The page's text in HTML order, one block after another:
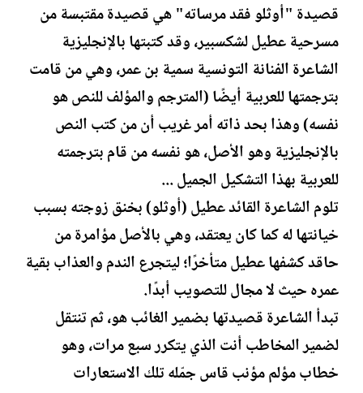
ا
ت
ب
ي
خ
إ
ن
ا
ء
قصيدة "أوثلو فقد مرساته" هي قصيدة مقتبسة من
مسرحية عطيل لشكسبير، وقد كتبتها بالإنجليزية
الشاعرة الفنانة التونسية سمية بن عمر، وهي من قامت
بترجمتها للعربية أيضًا (المترجم والمؤلف للنص هو
نفسه) وهذا بحد ذاته أمر غريب أن من كتب النص
بالإنجليزية وهو الأصل، هو نفسه من قام بترجمته
للعربية بهذا التشكيل الجميل ...
تلوم الشاعرة القائد عطيل (أوثلو) بخنق زوجته بسبب
خيانتها له كما كان يعتقد، وهي بالأصل مؤامرة من
حاقد كشفها عطيل متأخرًا؛ ليتجرع الندم والعذاب بقية
عمره حيث لا مجال للتصويب أبدًا.
تبدأ الشاعرة قصيدتها بضمير الغائب هو، ثم تنتقل
لضمير المخاطب أنت الذي يتكرر سبع مرات، وهو
خطاب مؤلم مؤنب قاس جمّله تلك الاستعارات